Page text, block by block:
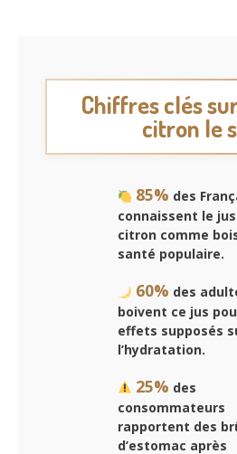
Chiffres clés
citron le
85% des
connaissent le
citron comme
santé populaire.
60% des
boivent ce jus
effets supposés
l’hydratation.
25% des
consommateurs
rapportent des
d’estomac après